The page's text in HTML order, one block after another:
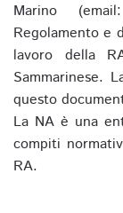
Marino
Regolamento e
lavoro della
Sammarinese.
questo
La NA è una
compiti
RA.